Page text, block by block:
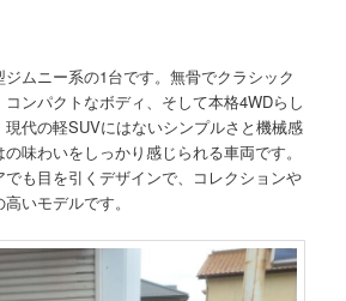
ムニー系の1台です。無骨でクラシック
ンパクトなボディ、そして本格4WDらし
代の軽SUVにはないシンプルさと機械感
味わいをしっかり感じられる車両です。
も目を引くデザインで、コレクションや
いモデルです。